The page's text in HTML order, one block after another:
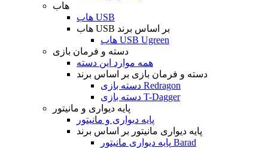
هاب
هاب USB
هاب USB بر اساس برند
هاب USB Ugreen
دسته و فرمان بازی
همه موارد این دسته
دسته و فرمان بازی بر اساس برند
دسته بازی Redragon
دسته بازی T-Dagger
پایه دیواری و مانیتور
پایه دیواری و مانیتور
پایه دیواری مانیتور بر اساس برند
پایه دیواری مانیتور Barad